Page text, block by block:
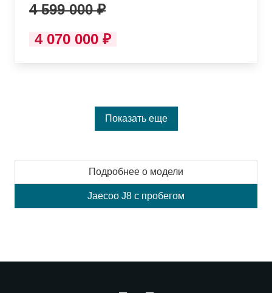
4 599 000 ₽
4 070 000 ₽
Показать еще
Подробнее о модели
Jaecoo J8 с пробегом